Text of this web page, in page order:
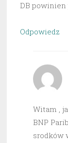
DB
Odpowiedz
Witam ,
BNP
srodków